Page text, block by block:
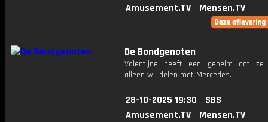
Amusement.TV
Mensen.TV
De Bondgenoten
Valentijne heeft een geheim dat ze
alleen wil delen met Mercedes.
28-10-2025 19:30
SBS
Amusement.TV
Mensen.TV